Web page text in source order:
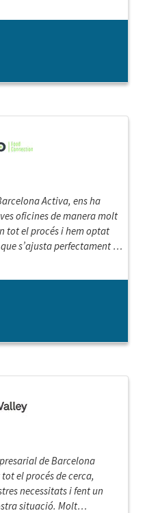
Activa, ens ha
oficines de manera molt
tot el procés i hem optat
s’ajusta perfectament a
de Barcelona
el procés de cerca,
necessitats i fent un
situació. Molt